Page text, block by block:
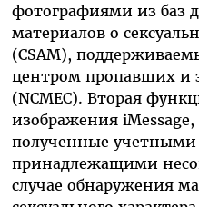
фотографиями из баз
материалов о
(CSAM),
центром пропавших и
(NCMEC). Вторая
изображения
полученные учетными
принадлежащими
случае обнаружения